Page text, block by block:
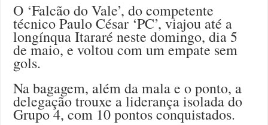
O ‘Falcão do Vale’, do competente
técnico Paulo César ‘PC’, viajou até a
longínqua Itararé neste domingo, dia 5
de maio, e voltou com um empate sem
gols.
Na bagagem, além da mala e o ponto, a
delegação trouxe a liderança isolada do
Grupo 4, com 10 pontos conquistados.